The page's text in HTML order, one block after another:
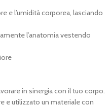
e l’umidità corporea, lasciando
l’anatomia vestendo
in sinergia con il tuo corpo.
e utilizzato un materiale con